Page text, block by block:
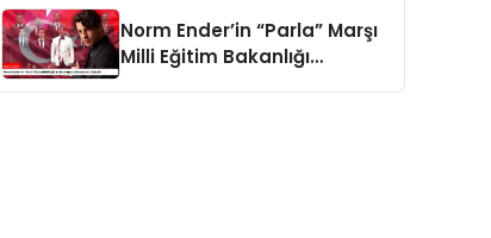
Norm Ender’in “Parla” Marşı
Milli Eğitim Bakanlığı